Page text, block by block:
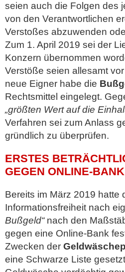
seien auch die Folgen des
von den Verantwortlichen
Verstoßes abzuwenden
Zum 1. April 2019 sei der
Konzern übernommen
Verstöße seien allesamt
neue Eigner habe die
Rechtsmittel eingelegt.
„größten Wert auf die
Verfahren sei zum Anlass
gründlich zu überprüfen.
ERSTES
EGEN ONLINE-BANK
Bereits im März 2019 hatte
Informationsfreiheit nach
Bußgeld“nach den
gegen eine Online-Bank
Zwecken der
eine Schwarze Liste